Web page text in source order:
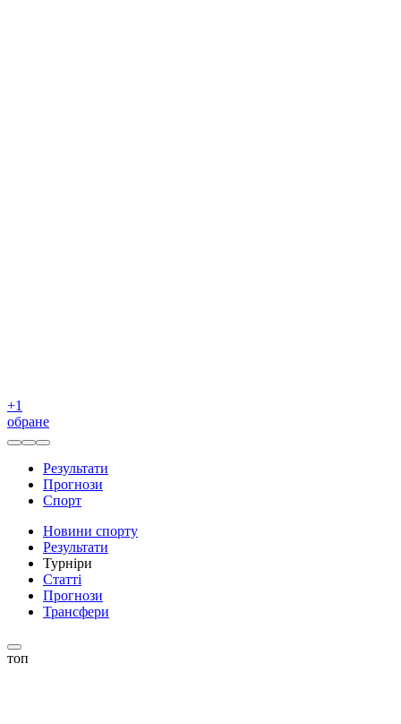
+1
обране
Результати
Прогнози
Спорт
Новини спорту
Результати
Турніри
Статті
Прогнози
Трансфери
топ